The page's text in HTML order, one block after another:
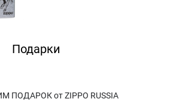
Подарки
ПОДАРОК от ZIPPO RUSSIA